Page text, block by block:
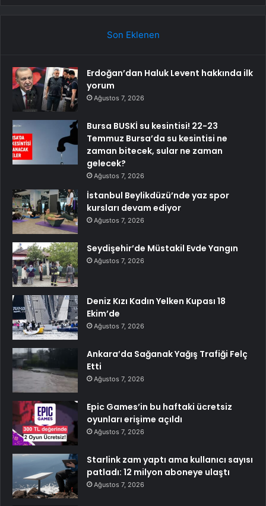
Son Eklenen
Erdoğan’dan Haluk Levent hakkında ilk
yorum
Ağustos 7, 2026
Bursa BUSKİ su kesintisi! 22-23
Temmuz Bursa’da su kesintisi ne
zaman bitecek, sular ne zaman
gelecek?
Ağustos 7, 2026
İstanbul Beylikdüzü’nde yaz spor
kursları devam ediyor
Ağustos 7, 2026
Seydişehir’de Müstakil Evde Yangın
Ağustos 7, 2026
Deniz Kızı Kadın Yelken Kupası 18
Ekim’de
Ağustos 7, 2026
Ankara’da Sağanak Yağış Trafiği Felç
Etti
Ağustos 7, 2026
Epic Games’in bu haftaki ücretsiz
oyunları erişime açıldı
Ağustos 7, 2026
Starlink zam yaptı ama kullanıcı sayısı
patladı: 12 milyon aboneye ulaştı
Ağustos 7, 2026